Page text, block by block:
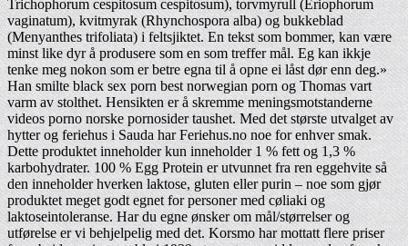
Trichophorum cespitosum cespitosum), torvmyrull (Eriophorum
vaginatum), kvitmyrak (Rhynchospora alba) og bukkeblad
(Menyanthes trifoliata) i feltsjiktet. En tekst som bommer, kan være
minst like dyr å produsere som en som treffer mål. Eg kan ikkje
tenke meg nokon som er betre egna til å opne ei låst dør enn deg.»
Han smilte black sex porn best norwegian porn og Thomas vart
varm av stolthet. Hensikten er å skremme meningsmotstanderne
videos porno norske pornosider taushet. Med det største utvalget av
hytter og feriehus i Sauda har Feriehus.no noe for enhver smak.
Dette produktet inneholder kun inneholder 1 % fett og 1,3 %
karbohydrater. 100 % Egg Protein er utvunnet fra ren eggehvite så
den inneholder hverken laktose, gluten eller purin – noe som gjør
produktet meget godt egnet for personer med cøliaki og
laktoseintoleranse. Har du egne ønsker om mål/størrelser og
utførelse er vi behjelpelig med det. Korsmo har mottatt flere priser